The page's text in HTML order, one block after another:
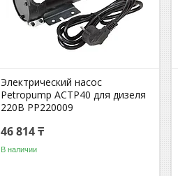
Электрический насос
Petropump ACTP40 для дизеля
220В PP220009
46 814 ₸
В наличии